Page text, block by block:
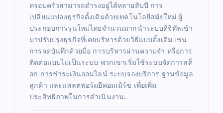
ครอบครัวสามารถดำรงอยู่ได้หลายสิบปี การ
เปลี่ยนแปลงธุรกิจดั้งเดิมด้วยเทคโนโลยีสมัยใหม่ ผู้
ประกอบการรุ่นใหม่ไทยจำนวนมากนำระบบดิจิทัลเข้า
มาปรับปรุงธุรกิจที่เคยบริหารด้วยวิธีแบบดั้งเดิม เช่น
การจดบันทึกด้วยมือ การบริหารผ่านความจำ หรือการ
ติดต่อแบบไม่เป็นระบบ พวกเขาเริ่มใช้ระบบจัดการสต็
อก การชำระเงินออนไลน์ ระบบจองบริการ ฐานข้อมูล
ลูกค้า และแพลตฟอร์มอีคอมเมิร์ซ เพื่อเพิ่ม
ประสิทธิภาพในการดำเนินงาน…